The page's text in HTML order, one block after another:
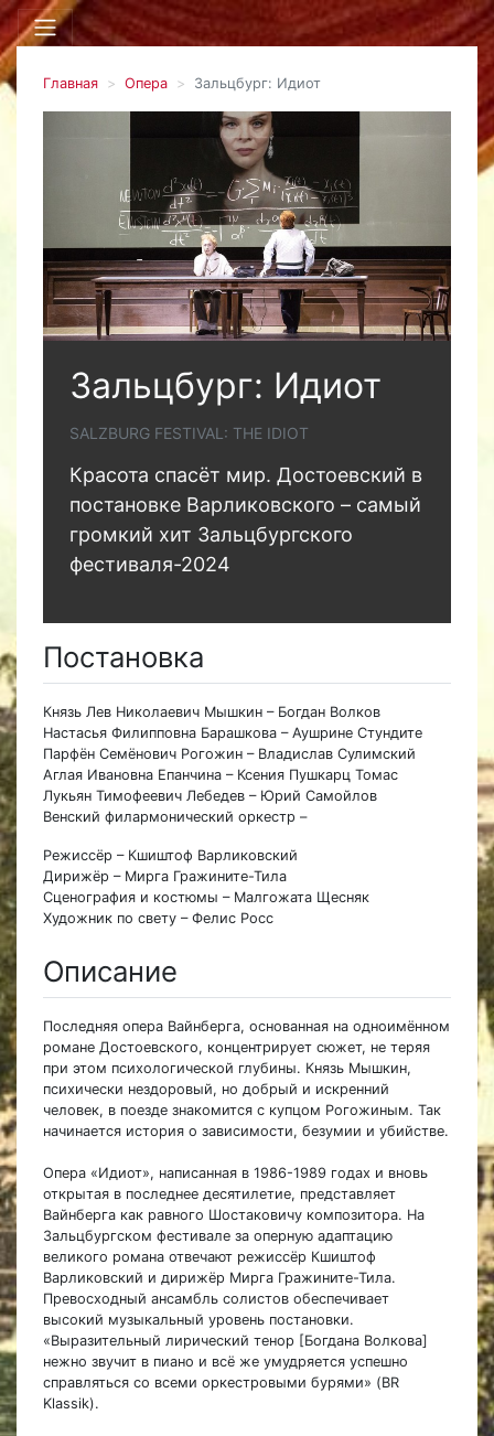
Главная Опера Зальцбург: Идиот
Зальцбург: Идиот
SALZBURG FESTIVAL: THE IDIOT
Красота спасёт мир. Достоевский в
постановке Варликовского – самый
громкий хит Зальцбургского
фестиваля-2024
Постановка
Князь Лев Николаевич Мышкин – Богдан Волков
Настасья Филипповна Барашкова – Аушрине Стундите
Парфён Семёнович Рогожин – Владислав Сулимский
Аглая Ивановна Епанчина – Ксения Пушкарц Томас
Лукьян Тимофеевич Лебедев – Юрий Самойлов
Венский филармонический оркестр –
Режиссёр – Кшиштоф Варликовский
Дирижёр – Мирга Гражините-Тила
Сценография и костюмы – Малгожата Щесняк
Художник по свету – Фелис Росс
Описание
Последняя опера Вайнберга, основанная на одноимённом
романе Достоевского, концентрирует сюжет, не теряя
при этом психологической глубины. Князь Мышкин,
психически нездоровый, но добрый и искренний
человек, в поезде знакомится с купцом Рогожиным. Так
начинается история о зависимости, безумии и убийстве.
Опера «Идиот», написанная в 1986-1989 годах и вновь
открытая в последнее десятилетие, представляет
Вайнберга как равного Шостаковичу композитора. На
Зальцбургском фестивале за оперную адаптацию
великого романа отвечают режиссёр Кшиштоф
Варликовский и дирижёр Мирга Гражините-Тила.
Превосходный ансамбль солистов обеспечивает
высокий музыкальный уровень постановки.
«Выразительный лирический тенор [Богдана Волкова]
нежно звучит в пиано и всё же умудряется успешно
справляться со всеми оркестровыми бурями» (BR
Klassik).